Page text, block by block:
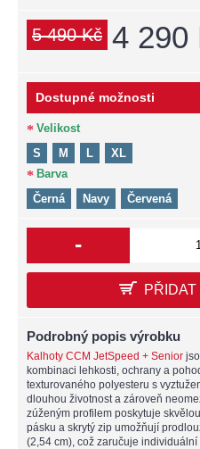
5 490 Kč 4 290
Dostupné možnosti
Velikost
S
M L
XL
Barva
Černá
Navy Červená
-
Podrobný popis výrobku
Kalhoty CCM JetSpeed + Senior
kombinaci lehkosti, ochrany a
texturovaného polyesteru s
dlouhou životnost a zároveň
zúženým profilem poskytuje
pásku a skrytý zip umožňují
(2,54 cm), což zaručuje individuální